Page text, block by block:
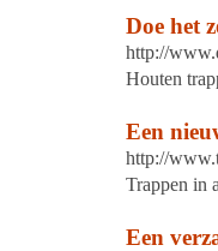
Doe het
http://
Houten
Een
http://
Trappen in
Een